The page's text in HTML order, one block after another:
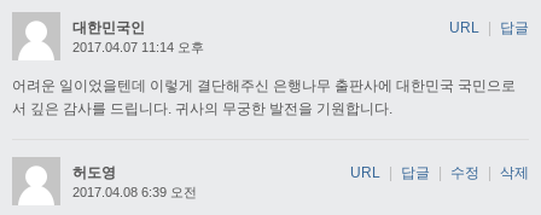
대한민국인
2017.04.07 11:14 오후
어려운 일이었을텐데 이렇게 결단해주신 은행나무 출판사에 대한민국 국민으로
서 깊은 감사를 드립니다. 귀사의 무궁한 발전을 기원합니다.
URL 답글
허도영
2017.04.08 6:39 오전
URL 답글 수정 삭제